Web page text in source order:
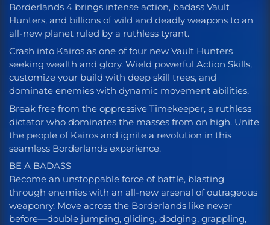
Borderlands 4 brings intense action, badass Vault
Hunters, and billions of wild and deadly weapons to an
all-new planet ruled by a ruthless tyrant.
Crash into Kairos as one of four new Vault Hunters
seeking wealth and glory. Wield powerful Action Skills,
customize your build with deep skill trees, and
dominate enemies with dynamic movement abilities.
Break free from the oppressive Timekeeper, a ruthless
dictator who dominates the masses from on high. Unite
the people of Kairos and ignite a revolution in this
seamless Borderlands experience.
BE A BADASS
Become an unstoppable force of battle, blasting
through enemies with an all-new arsenal of outrageous
weaponry. Move across the Borderlands like never
before—double jumping, gliding, dodging, grappling,